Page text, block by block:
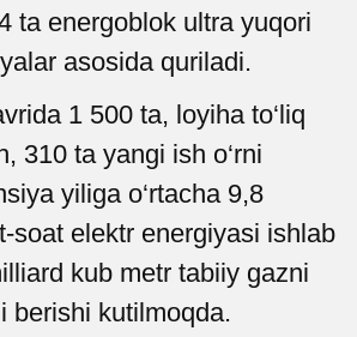
ta energoblok ultra yuqori
asosida quriladi.
1 500 ta, loyiha to‘liq
310 ta yangi ish o‘rni
yiliga o‘rtacha 9,8
soat elektr energiyasi ishlab
kub metr tabiiy gazni
berishi kutilmoqda.